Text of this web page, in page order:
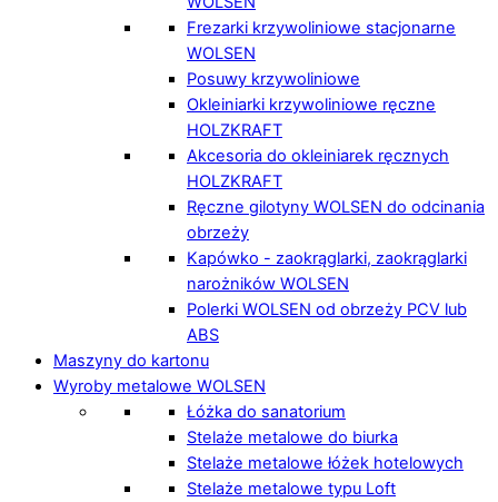
Frezarki krzywoliniowe stacjonarne
WOLSEN
Posuwy krzywoliniowe
Okleiniarki krzywoliniowe ręczne
HOLZKRAFT
Akcesoria do okleiniarek ręcznych
HOLZKRAFT
Ręczne gilotyny WOLSEN do odcinania
obrzeży
Kapówko - zaokrąglarki, zaokrąglarki
narożników WOLSEN
Polerki WOLSEN od obrzeży PCV lub
ABS
Maszyny do kartonu
Wyroby metalowe WOLSEN
Łóżka do sanatorium
Stelaże metalowe do biurka
Stelaże metalowe łóżek hotelowych
Stelaże metalowe typu Loft